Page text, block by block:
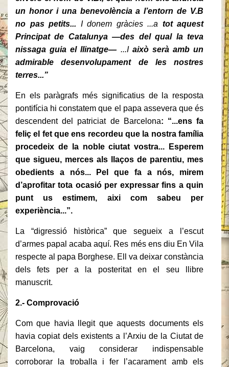
un honor i una benevolència a l’entorn de V.B
no pas petits... I donem gràcies ...a tot aquest
Principat de Catalunya —des del qual la teva
nissaga guia el llinatge— ...I això serà amb un
admirable desenvolupament de les nostres
terres...”
En els paràgrafs més significatius de la resposta
pontifícia hi constatem que el papa assevera que és
descendent del patriciat de Barcelona: “...ens fa
feliç el fet que ens recordeu que la nostra família
procedeix de la noble ciutat vostra... Esperem
que sigueu, merces als llaços de parentiu, mes
obedients a nós... Pel que fa a nós, mirem
d’aprofitar tota ocasió per expressar fins a quin
punt us estimem, aixi com sabeu per
experiència...”.
La “digressió històrica” que segueix a l’escut
d’armes papal acaba aquí. Res més ens diu En Vila
respecte al papa Borghese. Ell va deixar constància
dels fets per a la posteritat en el seu llibre
manuscrit.
2.- Comprovació
Com que havia llegit que aquests documents els
havia copiat dels existents a l’Arxiu de la Ciutat de
Barcelona, vaig considerar indispensable
corroborar la troballa i fer l’acarament amb els